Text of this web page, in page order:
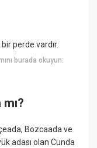
perde vardır.
burada okuyun:
Bozcaada ve
adası olan Cunda